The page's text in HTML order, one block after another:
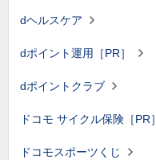
dヘルスケア
dポイント運用［PR］
dポイントクラブ
ドコモ サイクル保険［PR］
ドコモスポーツくじ